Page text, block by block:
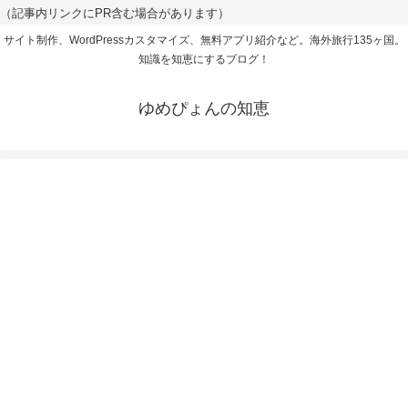
（記事内リンクにPR含む場合があります）
サイト制作、WordPressカスタマイズ、無料アプリ紹介など。海外旅行135ヶ国。
知識を知恵にするブログ！
ゆめぴょんの知恵